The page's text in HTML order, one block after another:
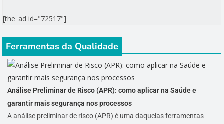
[the_ad id="72517"]
Ferramentas da Qualidade
Análise Preliminar de Risco (APR): como aplicar na Saúde e
garantir mais segurança nos processos
A análise preliminar de risco (APR) é uma daquelas ferramentas